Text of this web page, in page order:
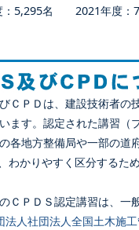
5,295名 2021年度：
ＣＰＤは、建設技術者の
ます。認定された講習（
各地方整備局や一部の道
わかりやすく区分するた
ＣＰＤＳ認定講習は、一
法人社団法人全国土木施